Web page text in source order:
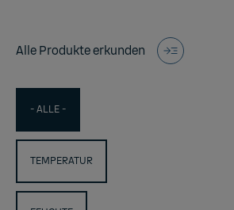
Alle Produkte erkunden
- ALLE -
TEMPERATUR